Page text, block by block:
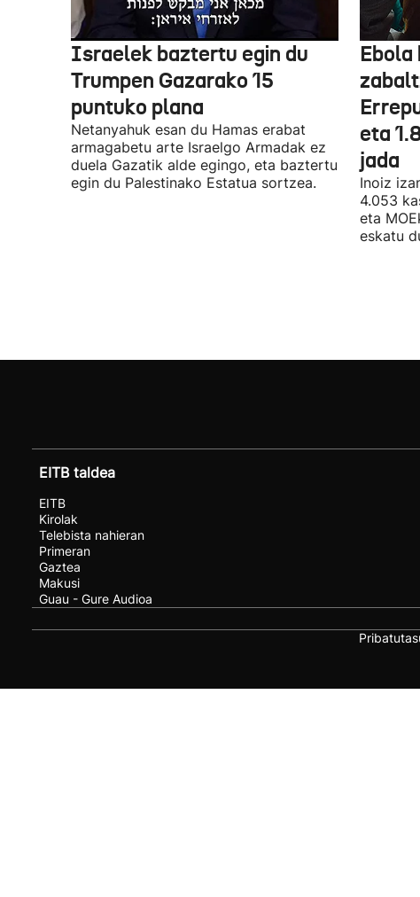
Israelek baztertu egin du
Trumpen Gazarako 15
puntuko plana
Netanyahuk esan du Hamas erabat
armagabetu arte Israelgo Armadak ez
duela Gazatik alde egingo, eta baztertu
egin du Palestinako Estatua sortzea.
eta
jada
Inoiz
4.053
eta
eskatu
EITB taldea
EITB
Kirolak
Telebista nahieran
Primeran
Gaztea
Makusi
Guau - Gure Audioa